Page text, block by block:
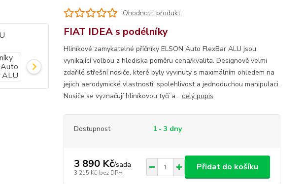
Ohodnotit produkt
FIAT IDEA s podélníky
Hliníkové zamykatelné příčníky ELSON Auto FlexBar ALU jsou
vynikající volbou z hlediska poměru cena/kvalita. Designově velmi
zdařilé střešní nosiče, které byly vyvinuty s maximálním ohledem na
jejich aerodymické vlastnosti, spolehlivost a jednoduchou manipulaci.
Nosiče se vyznačují hliníkovou tyčí a... celý popis
Dostupnost 1 - 3 dny
3 890 Kč/sada
3 215 Kč bez DPH
Přidat do košíku